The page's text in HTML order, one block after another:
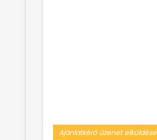
Ajánlatkérő üzenet elküldése